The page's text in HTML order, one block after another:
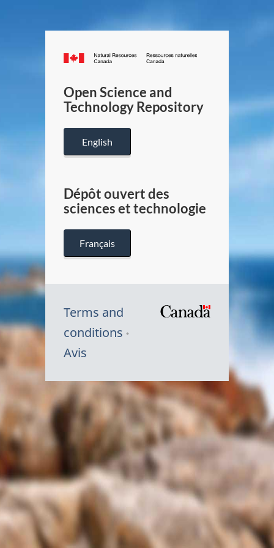
Canada.ca
/
Canada
Open Science and
Technology Repository
English
Dépôt ouvert des
sciences et technologie
Français
Terms and
conditions
Avis
Symbole
du
Canada